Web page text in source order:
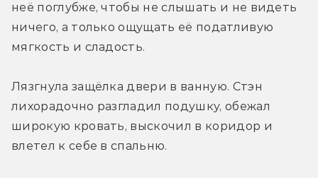
неё поглубже, чтобы не слышать и не видеть
ничего, а только ощущать её податливую
мягкость и сладость.
Лязгнула защёлка двери в ванную. Стэн
лихорадочно разгладил подушку, обежал
широкую кровать, выскочил в коридор и
влетел к себе в спальню.